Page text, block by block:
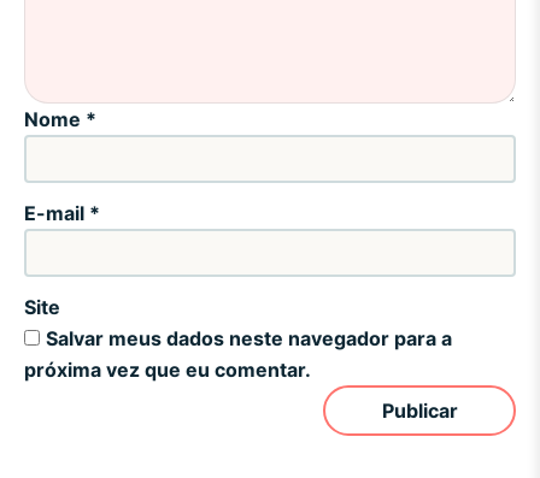
Nome *
E-mail *
Site
Salvar meus dados neste navegador para a
próxima vez que eu comentar.